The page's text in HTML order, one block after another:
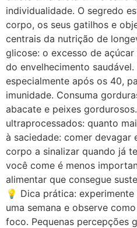
individualidade. O segredo
corpo, os seus gatilhos e
centrais da nutrição de
glicose: o excesso de
do envelhecimento
especialmente após os 40,
imunidade. Consuma
abacate e peixes
ultraprocessados: quanto
à saciedade: comer devagar
corpo a sinalizar quando já
você come é menos
alimentar que consegue
💡 Dica prática:
uma semana e observe
foco. Pequenas percepções